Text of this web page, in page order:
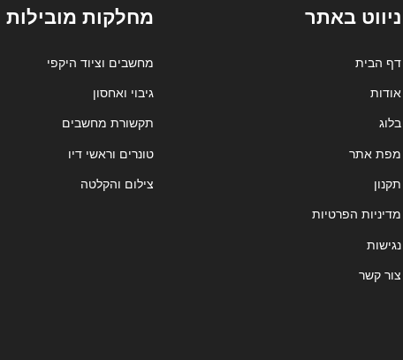
ניווט באתר
דף הבית
אודות
בלוג
מפת אתר
תקנון
מדיניות הפרטיות
נגישות
צור קשר
מחלקות מובילות
מחשבים וציוד היקפי
גיבוי ואחסון
תקשורת מחשבים
טונרים וראשי דיו
צילום והקלטה